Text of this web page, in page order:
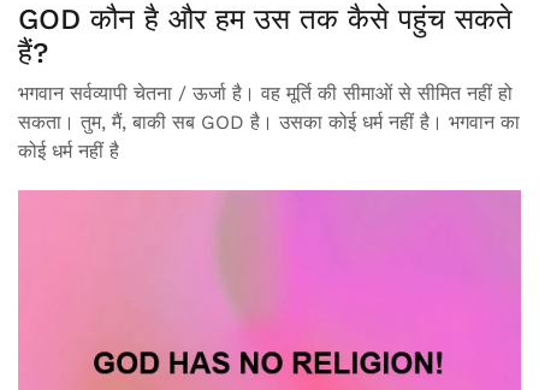
GOD कौन है और हम उस तक कैसे पहुंच सकते
हैं?
भगवान सर्वव्यापी चेतना / ऊर्जा है। वह मूर्ति की सीमाओं से सीमित नहीं हो
सकता। तुम, मैं, बाकी सब GOD है। उसका कोई धर्म नहीं है। भगवान का
कोई धर्म नहीं है